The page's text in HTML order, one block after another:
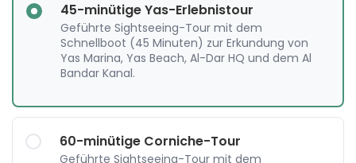
45-minütige Yas-Erlebnistour
Geführte Sightseeing-Tour mit dem
Schnellboot (45 Minuten) zur Erkundung von
Yas Marina, Yas Beach, Al-Dar HQ und dem Al
Bandar Kanal.
60-minütige Corniche-Tour
Geführte Sightseeing-Tour mit dem